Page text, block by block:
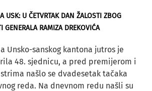
USK: U ČETVRTAK DAN ŽALOSTI ZBOG
GENERALA RAMIZA DREKOVIĆA
Unsko-sanskog kantona jutros je
48. sjednicu, a pred premijerom i
našlo se dvadesetak tačaka
reda. Na dnevnom redu našli su